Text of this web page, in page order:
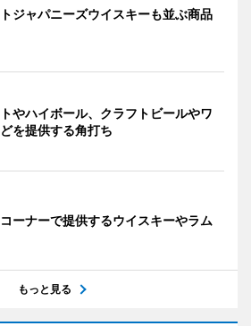
ジャパニーズウイスキーも並ぶ商品
やハイボール、クラフトビールやワ
を提供する角打ち
ーナーで提供するウイスキーやラム
もっと見る